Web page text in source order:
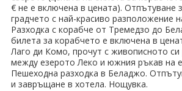
САМОЛЕТНИ БИЛЕТИ
ХОТЕЛИ
Хотели в България
Хотели в чужбина
€ не е включена в цената). Отпътуване
градчето с най-красиво разположение
Разходка с корабче от Тремедзо до
билета за корабчето е включена в
Лаго ди Комо, прочут с живописното
между езерото Леко и южния ръкав на
Пешеходна разходка в Беладжо.
и завръщане в хотела. Нощувка.